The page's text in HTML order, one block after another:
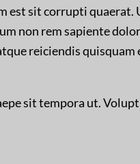
est sit corrupti quaerat.
non rem sapiente
reiciendis quisquam
sit tempora ut.